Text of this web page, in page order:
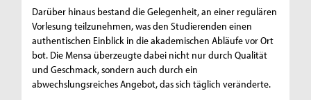
Darüber hinaus bestand die Gelegenheit, an einer regulären
Vorlesung teilzunehmen, was den Studierenden einen
authentischen Einblick in die akademischen Abläufe vor Ort
bot. Die Mensa überzeugte dabei nicht nur durch Qualität
und Geschmack, sondern auch durch ein
abwechslungsreiches Angebot, das sich täglich veränderte.